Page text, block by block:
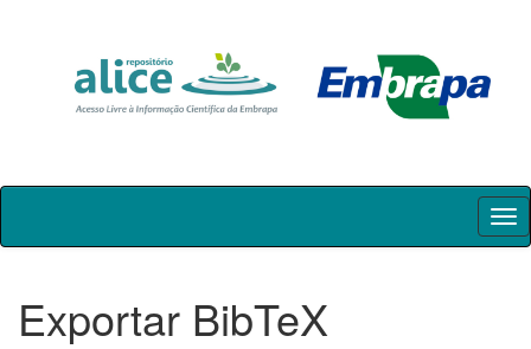
Skip
Exportar BibTeX